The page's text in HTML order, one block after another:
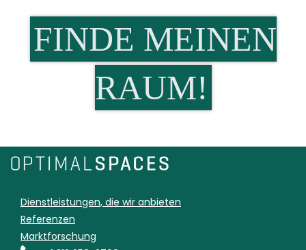
FINDE MEINEN
RAUM!
Dienstleistungen, die wir anbieten
Referenzen
Marktforschung